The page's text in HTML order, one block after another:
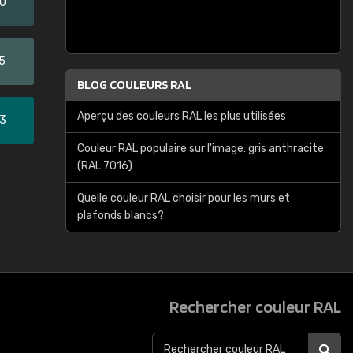
BLOG COULEURS RAL
Aperçu des couleurs RAL les plus utilisées
Couleur RAL populaire sur l'image: gris anthracite
(RAL 7016)
Quelle couleur RAL choisir pour les murs et
plafonds blancs?
Rechercher couleur RAL